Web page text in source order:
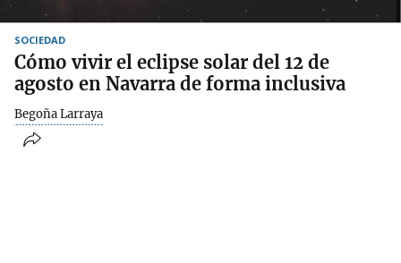
SOCIEDAD
Cómo vivir el eclipse solar del 12 de
agosto en Navarra de forma inclusiva
Begoña Larraya